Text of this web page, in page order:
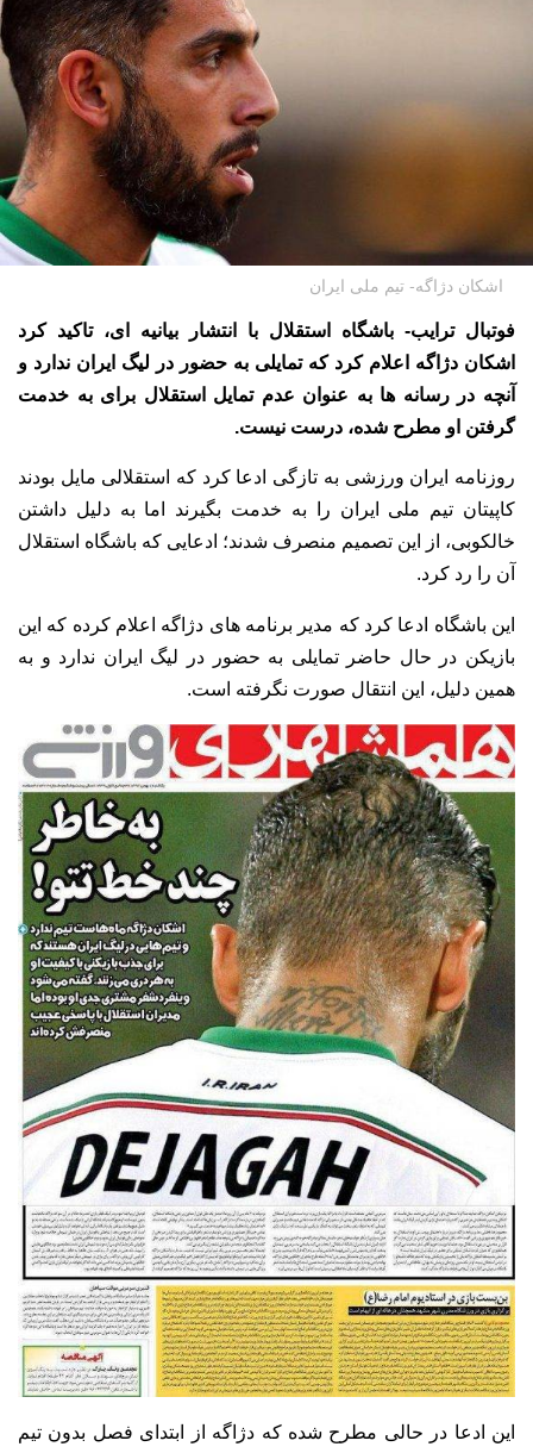
اشکان دژاگه- تیم ملی ایران
فوتبال ترایب- باشگاه استقلال با انتشار بیانیه ای، تاکید کرد
اشکان دژاگه اعلام کرد که تمایلی به حضور در لیگ ایران ندارد و
آنچه در رسانه ها به عنوان عدم تمایل استقلال برای به خدمت
گرفتن او مطرح شده، درست نیست.
روزنامه ایران ورزشی به تازگی ادعا کرد که استقلالی مایل بودند
کاپیتان تیم ملی ایران را به خدمت بگیرند اما به دلیل داشتن
خالکوبی، از این تصمیم منصرف شدند؛ ادعایی که باشگاه استقلال
آن را رد کرد.
این باشگاه ادعا کرد که مدیر برنامه های دژاگه اعلام کرده که این
بازیکن در حال حاضر تمایلی به حضور در لیگ ایران ندارد و به
همین دلیل، این انتقال صورت نگرفته است.
این ادعا در حالی مطرح شده که دژاگه از ابتدای فصل بدون تیم